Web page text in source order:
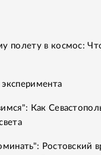
полету в космос:
Как
Ростовский